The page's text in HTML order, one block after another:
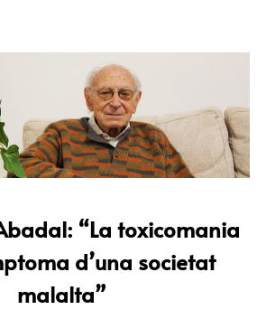
“La toxicomania
d’una societat
malalta”